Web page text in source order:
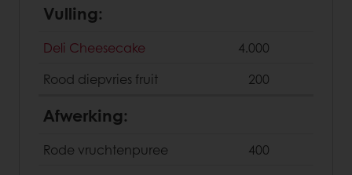
Vulling:
Deli Cheesecake
4.000
Rood diepvries fruit
200
Afwerking:
Rode vruchtenpuree
400